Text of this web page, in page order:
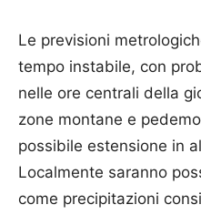
Le previsioni
tempo instabile, con
nelle ore centrali della
zone montane e
possibile estensione in
Localmente saranno
come precipitazioni